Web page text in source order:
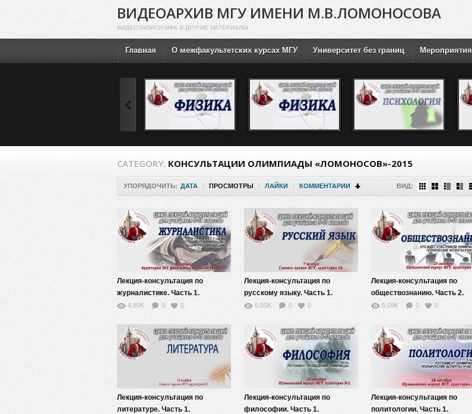
ВИДЕОАРХИВ МГУ ИМЕНИ М.В.ЛОМОНОСОВА
ВИДЕОЗАПИСИ МФК И ДРУГИЕ МАТЕРИАЛЫ
Главная О межфакультетских курсах МГУ Университет без границ Мероприятия
CATEGORY: КОНСУЛЬТАЦИИ ОЛИМПИАДЫ «ЛОМОНОСОВ»-2015
УПОРЯДОЧИТЬ: ДАТА | ПРОСМОТРЫ | ЛАЙКИ | КОММЕНТАРИИ ВИД:
Лекция-консультация по
журналистике. Часть 1.
4.89K 0 0
Лекция-консультация по
русскому языку. Часть 1.
5.05K 0 0
Лекция-консультация по
обществознанию. Часть 2.
5.09K 0 0
Лекция-консультация по
литературе. Часть 1.
Лекция-консультация по
философии. Часть 1.
Лекция-консультация по
политологии. Часть 1.